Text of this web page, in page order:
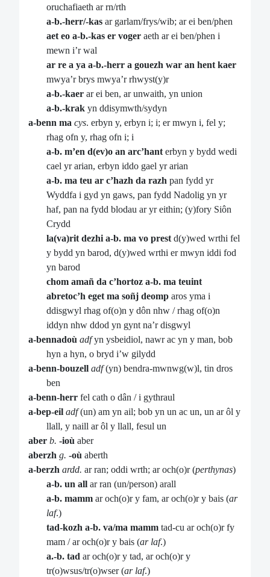
oruchafiaeth ar rn/rth
a-b.-herr/-kas ar garlam/frys/wib; ar ei ben/phen
aet eo a-b.-kas er voger aeth ar ei ben/phen i
mewn i’r wal
ar re a ya a-b.-herr a gouezh war an hent kaer
mwya’r brys mwya’r rhwyst(y)r
a-b.-kaer ar ei ben, ar unwaith, yn union
a-b.-krak yn ddisymwth/sydyn
a-benn ma cys. erbyn y, erbyn i; i; er mwyn i, fel y;
rhag ofn y, rhag ofn i; i
a-b. m’en d(ev)o an arc’hant erbyn y bydd wedi
cael yr arian, erbyn iddo gael yr arian
a-b. ma teu ar c’hazh da razh pan fydd yr
Wyddfa i gyd yn gaws, pan fydd Nadolig yn yr
haf, pan na fydd blodau ar yr eithin; (y)fory Siôn
Crydd
la(va)rit dezhi a-b. ma vo prest d(y)wed wrthi fel
y bydd yn barod, d(y)wed wrthi er mwyn iddi fod
yn barod
chom amañ da c’hortoz a-b. ma teuint
abretoc’h eget ma soñj deomp aros yma i
ddisgwyl rhag of(o)n y dôn nhw / rhag of(o)n
iddyn nhw ddod yn gynt na’r disgwyl
a-bennadoù adfyn ysbeidiol, nawr ac yn y man, bob
hyn a hyn, o bryd i’w gilydd
a-benn-bouzell adf(yn) bendra-mwnwg(w)l, tin dros
ben
a-benn-herr fel cath o dân / i gythraul
a-bep-eil adf(un) am yn ail; bob yn un ac un, un ar ôl y
llall, y naill ar ôl y llall, fesul un
aber b. -ioù aber
aberzh g. -où aberth
a-berzh ardd. ar ran; oddi wrth; ar och(o)r (perthynas)
a-b. un all ar ran (un/person) arall
a-b. mamm ar och(o)r y fam, ar och(o)r y bais (ar
laf.)
tad-kozh a-b. va/ma mamm tad-cu ar och(o)r fy
mam / ar och(o)r y bais (ar laf.)
a.-b. tad ar och(o)r y tad, ar och(o)r y
tr(o)wsus/tr(o)wser (ar laf.)